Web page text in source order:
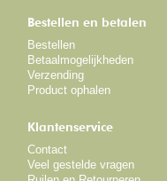
Bestellen en betalen
Bestellen
Betaalmogelijkheden
Verzending
Product ophalen
Klantenservice
Contact
Veel gestelde vragen